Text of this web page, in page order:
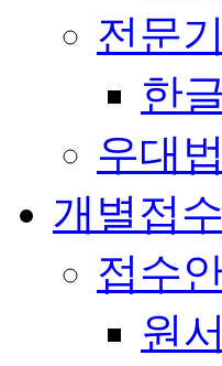
전문
한
우대
개별접수
접수
원